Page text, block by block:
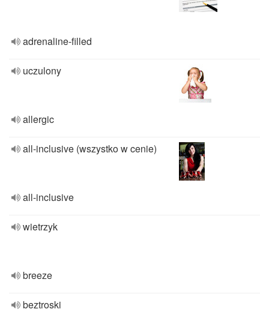
adrenaline-filled
uczulony
allergic
all-inclusive (wszystko w cenie)
all-inclusive
wietrzyk
breeze
beztroski